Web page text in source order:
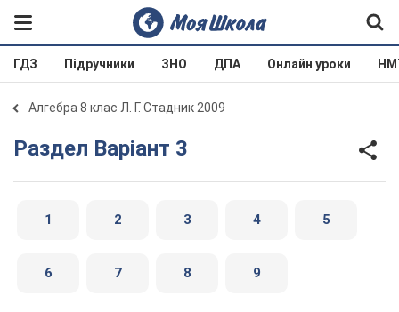
ГДЗ Підручники ЗНО ДПА Онлайн уроки
Алгебра 8 клас Л. Г. Стадник 2009
Раздел Варіант 3
1 2 3 4 5
6 7 8 9